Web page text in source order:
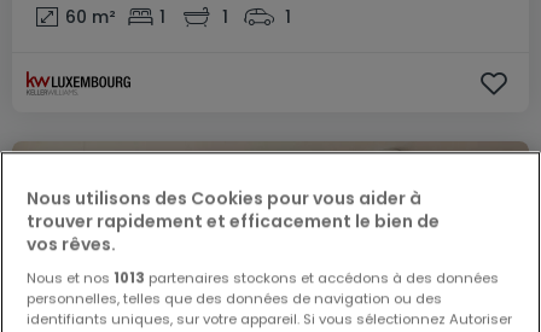
60 m² 1 1 1
Nous utilisons des Cookies pour vous aider à
trouver rapidement et efficacement le bien de
vos rêves.
Nous et nos 1013 partenaires stockons et accédons à des données
personnelles, telles que des données de navigation ou des
identifiants uniques, sur votre appareil. Si vous sélectionnez Autoriser